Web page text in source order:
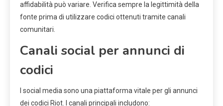
affidabilità può variare. Verifica sempre la legittimità della
fonte prima di utilizzare codici ottenuti tramite canali
comunitari.
Canali social per annunci di
codici
I social media sono una piattaforma vitale per gli annunci
dei codici Riot. I canali principali includono: